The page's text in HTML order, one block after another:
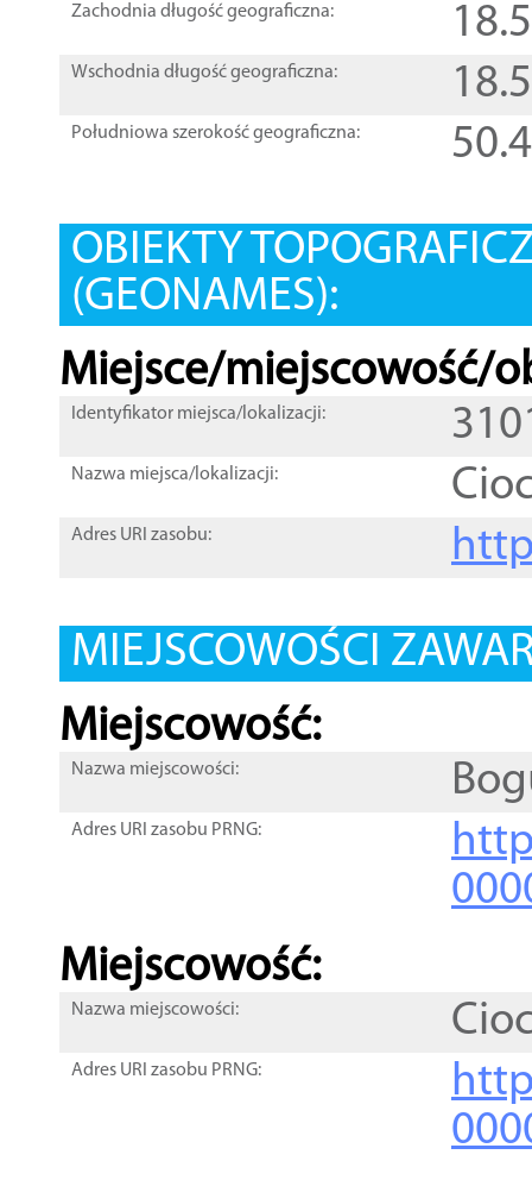
Zachodnia długość geograficzna:
Wschodnia długość geograficzna:
Południowa szerokość geograficzna:
OBIEKTY
(GEONAMES):
Miejsce/miejscowość/
Identyfikator miejsca/lokalizacji:
Nazwa miejsca/lokalizacji:
Adres URI zasobu:
MIEJSCOWOŚCI
Miejscowość:
Nazwa miejscowości:
Adres URI zasobu PRNG:
Miejscowość:
Nazwa miejscowości:
Adres URI zasobu PRNG: